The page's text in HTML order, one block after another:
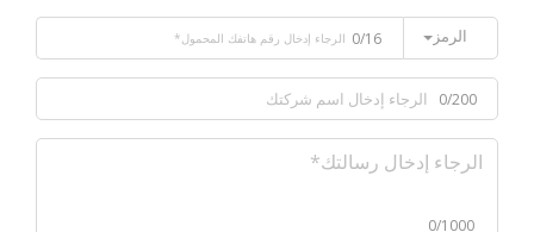
0/16